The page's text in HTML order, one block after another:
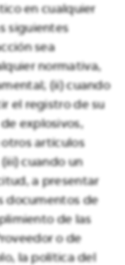
en cualquier
siguientes
sea
normativa,
(ii) cuando
el registro de su
explosivos,
artículos
cuando un
a presentar
documentos de
de las
o de
la política del